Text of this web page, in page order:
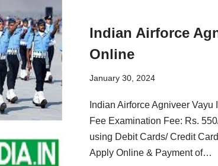
Indian Airforce
Online
January 30, 2024
Indian Airforce Agniveer
Fee Examination Fee: Rs.
using Debit Cards/ Credit
Apply Online & Payment of…